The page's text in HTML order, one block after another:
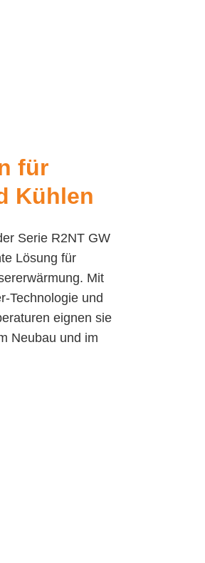
für
Kühlen
Serie R2NT GW
Lösung für
Mit
Technologie und
eignen sie
Neubau und im